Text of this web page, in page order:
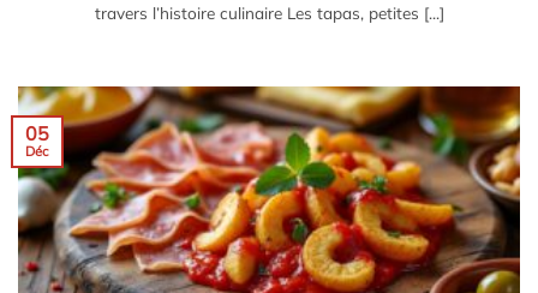
travers l’histoire culinaire Les tapas, petites [...]
05
Déc